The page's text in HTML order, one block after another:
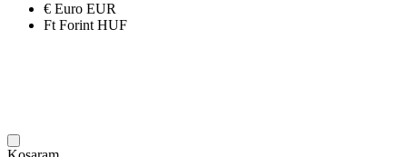
€ Euro EUR
Ft Forint HUF